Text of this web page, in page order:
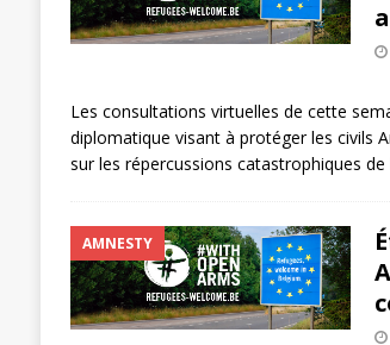
Les consultations virtuelles de cette
diplomatique visant à protéger les civils
sur les répercussions catastrophiques de
AMNESTY